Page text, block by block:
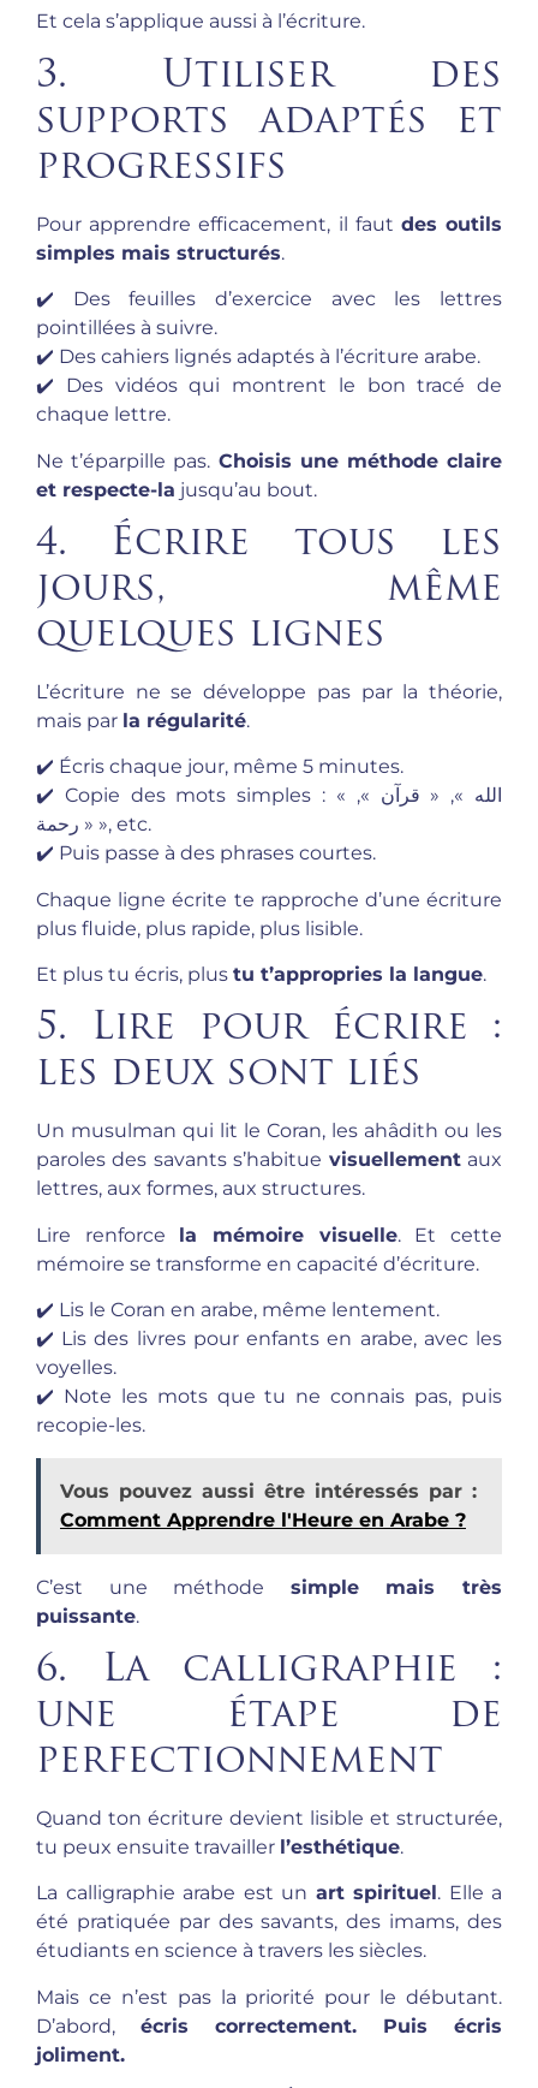
Et cela s’applique aussi à l’écriture.
3. Utiliser des
supports adaptés et
progressifs
Pour apprendre efficacement, il faut des outils
simples mais structurés.
✔️ Des feuilles d’exercice avec les lettres
pointillées à suivre.
✔️ Des cahiers lignés adaptés à l’écriture arabe.
✔️ Des vidéos qui montrent le bon tracé de
chaque lettre.
Ne t’éparpille pas. Choisis une méthode claire
et respecte-la jusqu’au bout.
4. Écrire tous les
jours, même
quelques lignes
L’écriture ne se développe pas par la théorie,
mais par la régularité.
✔️ Écris chaque jour, même 5 minutes.
✔️ Copie des mots simples : « الله », « قرآن »,
« رحمة », etc.
✔️ Puis passe à des phrases courtes.
Chaque ligne écrite te rapproche d’une écriture
plus fluide, plus rapide, plus lisible.
Et plus tu écris, plus tu t’appropries la langue.
5. Lire pour écrire :
les deux sont liés
Un musulman qui lit le Coran, les ahâdith ou les
paroles des savants s’habitue visuellementaux
lettres, aux formes, aux structures.
Lire renforce la mémoire visuelle. Et cette
mémoire se transforme en capacité d’écriture.
✔️ Lis le Coran en arabe, même lentement.
✔️ Lis des livres pour enfants en arabe, avec les
voyelles.
✔️ Note les mots que tu ne connais pas, puis
recopie-les.
Vous pouvez aussi être intéressés par :
Comment Apprendre l'Heure en Arabe ?
C’est une méthode simple mais très
puissante.
6. La calligraphie :
une étape de
perfectionnement
Quand ton écriture devient lisible et structurée,
tu peux ensuite travailler l’esthétique.
La calligraphie arabe est un art spirituel. Elle a
été pratiquée par des savants, des imams, des
étudiants en science à travers les siècles.
Mais ce n’est pas la priorité pour le débutant.
D’abord, écris correctement. Puis écris
joliment.